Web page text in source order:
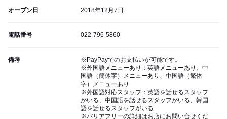
オープン日 2018年12月7日
電話番号 022-796-5860
備考
※PayPayでのお支払いが可能です。
※外国語メニューあり：英語メニューあり、中
国語（簡体字）メニューあり、中国語（繁体
字）メニューあり
※外国語対応スタッフ：英語を話せるスタッフ
がいる、中国語を話せるスタッフがいる、韓国
語を話せるスタッフがいる
※バリアフリーの詳細はお店にお問い合せくだ